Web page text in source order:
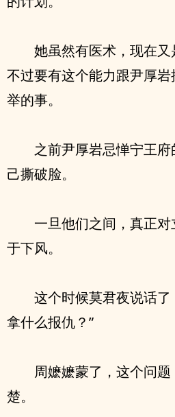
她虽然有医术，现在又
不过要有这个能力跟尹厚
举的事。
之前尹厚岩忌惮宁王
己撕破脸。
一旦他们之间，真正
于下风。
这个时候莫君夜说话了
拿什么报仇？”
周嬷嬷蒙了，这个问
楚。